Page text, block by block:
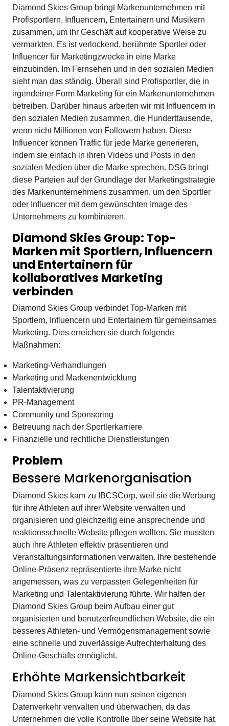
Diamond Skies Group bringt Markenunternehmen mit
Profisportlern, Influencern, Entertainern und Musikern
zusammen, um ihr Geschäft auf kooperative Weise zu
vermarkten. Es ist verlockend, berühmte Sportler oder
Influencer für Marketingzwecke in eine Marke
einzubinden. Im Fernsehen und in den sozialen Medien
sieht man das ständig. Überall sind Profisportler, die in
irgendeiner Form Marketing für ein Markenunternehmen
betreiben. Darüber hinaus arbeiten wir mit Influencern in
den sozialen Medien zusammen, die Hunderttausende,
wenn nicht Millionen von Followern haben. Diese
Influencer können Traffic für jede Marke generieren,
indem sie einfach in ihren Videos und Posts in den
sozialen Medien über die Marke sprechen. DSG bringt
diese Parteien auf der Grundlage der Marketingstrategie
des Markenunternehmens zusammen, um den Sportler
oder Influencer mit dem gewünschten Image des
Unternehmens zu kombinieren.
Diamond Skies Group: Top-
Marken mit Sportlern, Influencern
und Entertainern für
kollaboratives Marketing
verbinden
Diamond Skies Group verbindet Top-Marken mit
Sportlern, Influencern und Entertainern für gemeinsames
Marketing. Dies erreichen sie durch folgende
Maßnahmen:
Marketing-Verhandlungen
Marketing und Markenentwicklung
Talentaktivierung
PR-Management
Community und Sponsoring
Betreuung nach der Sportlerkarriere
Finanzielle und rechtliche Dienstleistungen
Problem
Bessere Markenorganisation
Diamond Skies kam zu IBCSCorp, weil sie die Werbung
für ihre Athleten auf ihrer Website verwalten und
organisieren und gleichzeitig eine ansprechende und
reaktionsschnelle Website pflegen wollten. Sie mussten
auch ihre Athleten effektiv präsentieren und
Veranstaltungsinformationen verwalten. Ihre bestehende
Online-Präsenz repräsentierte ihre Marke nicht
angemessen, was zu verpassten Gelegenheiten für
Marketing und Talentaktivierung führte. Wir halfen der
Diamond Skies Group beim Aufbau einer gut
organisierten und benutzerfreundlichen Website, die ein
besseres Athleten- und Vermögensmanagement sowie
eine schnelle und zuverlässige Aufrechterhaltung des
Online-Geschäfts ermöglicht.
Erhöhte Markensichtbarkeit
Diamond Skies Group kann nun seinen eigenen
Datenverkehr verwalten und überwachen, da das
Unternehmen die volle Kontrolle über seine Website hat.